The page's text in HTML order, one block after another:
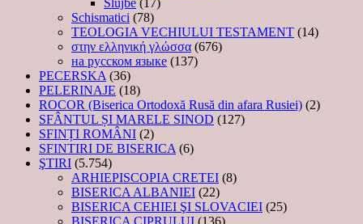
Schismatici (78)
TEOLOGIA VECHIULUI TESTAMENT (14)
στην ελληνική γλώσσα (676)
на русском языке (137)
PECERSKA (36)
PELERINAJE (18)
ROCOR (Biserica Ortodoxă Rusă din afara Rusiei) (2)
SFÂNTUL ȘI MARELE SINOD (127)
SFINȚI ROMÂNI (2)
SFINTIRI DE BISERICA (6)
ŞTIRI (5.754)
ARHIEPISCOPIA CRETEI (8)
BISERICA ALBANIEI (22)
BISERICA CEHIEI ŞI SLOVACIEI (25)
BISERICA CIPRULUI (136)